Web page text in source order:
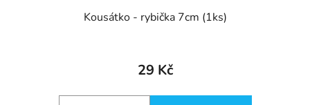
Kousátko - rybička 7cm (1ks)
29 Kč